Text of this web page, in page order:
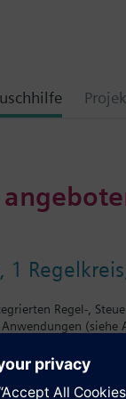
1
Regel-,
(siehe
Temperatur,
mit P, PI oder